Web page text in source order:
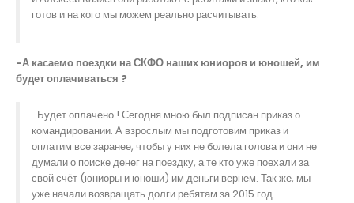
готов и на кого мы можем реально расчитывать.
-А касаемо поездки на СКФО наших юниоров и юношей, им
будет оплачиваться ?
-Будет оплачено ! Сегодня мною был подписан приказ о
командировании. А взрослым мы подготовим приказ и
оплатим все заранее, чтобы у них не болела голова и они не
думали о поиске денег на поездку, а те кто уже поехали за
свой счёт (юниоры и юноши) им деньги вернем. Так же, мы
уже начали возвращать долги ребятам за 2015 год.